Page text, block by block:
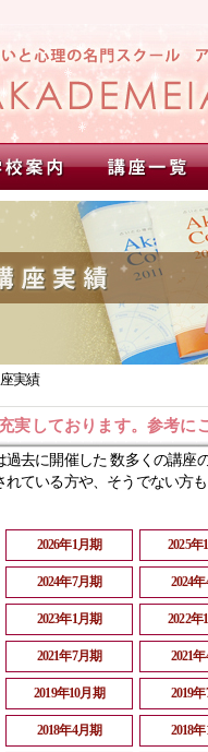
実績
実しております。参考に
去に開催した 数多くの講座
れている方や、そうでない方
2026年1月期 2025年
2024年7月期 2024
2023年1月期 2022年
2021年7月期 2021
2019年10月期 2019
2018年4月期 2018